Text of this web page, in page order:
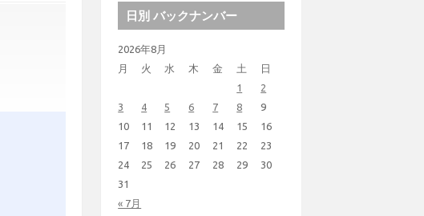
日別 バックナンバー
2026年8月
月
火 水 木 金 土 日
« 7月
1
2
3
4 5 6 7 8
9
10
11 12 13 14 15
16
17
18 19 20 21 22
23
24
25 26 27 28 29
30
31